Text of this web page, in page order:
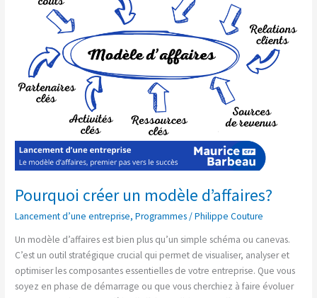
Pourquoi créer un modèle d’affaires?
Lancement d’une entreprise,Programmes/Philippe Couture
Un modèle d’affaires est bien plus qu’un simple schéma ou canevas.
C’est un outil stratégique crucial qui permet de visualiser, analyser et
optimiser les composantes essentielles de votre entreprise. Que vous
soyez en phase de démarrage ou que vous cherchiez à faire évoluer
modèle
d’affaires?